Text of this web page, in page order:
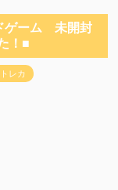
ゲーム 未開封
！■
トレカ